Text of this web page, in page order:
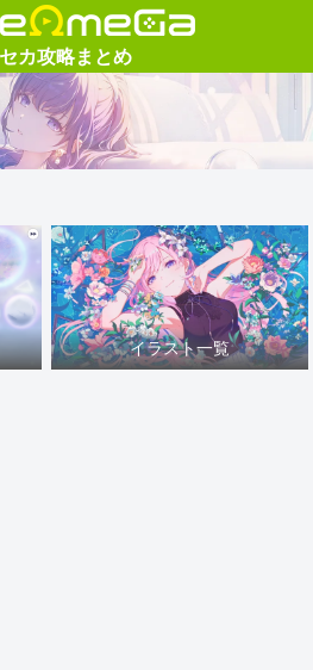
イラスト一覧